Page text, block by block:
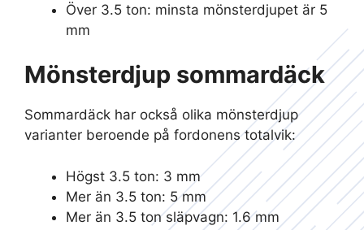
Över 3.5 ton: minsta mönsterdjupet är 5
mm
Mönsterdjup sommardäck
Sommardäck har också olika mönsterdjup
varianter beroende på fordonens totalvik:
Högst 3.5 ton: 3 mm
Mer än 3.5 ton: 5 mm
Mer än 3.5 ton släpvagn: 1.6 mm